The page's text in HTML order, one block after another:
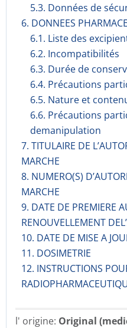
5.3. Données de
6. DONNEES
6.1. Liste des
6.2. Incompati­bilités
6.3. Durée de
6.4. Précautions
6.5. Nature et
6.6. Précautions
demanipulation
7. TITULAIRE DE
MARCHE
8. NUMERO(S)
MARCHE
9. DATE DE PREMIERE
RENOUVELLEMENT
10. DATE DE MISE A
11. DOSIMETRIE
12. INSTRUCTIONS
l' origine: Original